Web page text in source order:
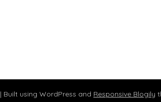
| Built using WordPress and Responsive Blogily